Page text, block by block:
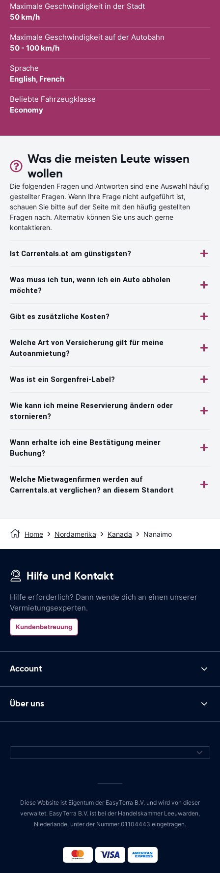
Maximale Geschwindigkeit in der Stadt
50 km/h
Maximale Geschwindigkeit auf der Autobahn
50 - 100 km/h
Sprache
English, French
Beliebte Fahrzeugklasse
Economy
Was die meisten Leute wissen
wollen
Die folgenden Fragen und Antworten sind eine Auswahl häufig
gestellter Fragen. Wenn Ihre Frage nicht aufgeführt ist,
schauen Sie bitte auf der Seite mit den häufig gestellten
Fragen nach. Alternativ können Sie uns auch gerne
kontaktieren.
Ist Carrentals.at am günstigsten?
Was muss ich tun, wenn ich ein Auto abholen
möchte?
Gibt es zusätzliche Kosten?
Welche Art von Versicherung gilt für meine
Autoanmietung?
Was ist ein Sorgenfrei-Label?
Wie kann ich meine Reservierung ändern oder
stornieren?
Wann erhalte ich eine Bestätigung meiner
Buchung?
Welche Mietwagenfirmen werden auf
Carrentals.at verglichen? an diesem Standort
Home Nordamerika Kanada Nanaimo
Hilfe und Kontakt
Hilfe erforderlich? Dann wende dich an einen unserer
Vermietungsexperten.
Kundenbetreuung
Account
Über uns
Diese Website ist Eigentum der EasyTerra B.V. und wird von dieser
verwaltet. EasyTerra B.V. ist bei der Handelskammer Leeuwarden,
Niederlande, unter der Nummer 01104443 eingetragen.